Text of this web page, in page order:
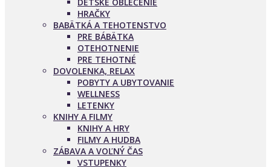
DETSKÉ OBLEČENIE
HRAČKY
BABÄTKÁ A TEHOTENSTVO
PRE BÁBÄTKA
OTEHOTNENIE
PRE TEHOTNÉ
DOVOLENKA, RELAX
POBYTY A UBYTOVANIE
WELLNESS
LETENKY
KNIHY A FILMY
KNIHY A HRY
FILMY A HUDBA
ZÁBAVA A VOĽNÝ ČAS
VSTUPENKY